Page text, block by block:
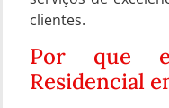
clientes.
Por que
Residencial